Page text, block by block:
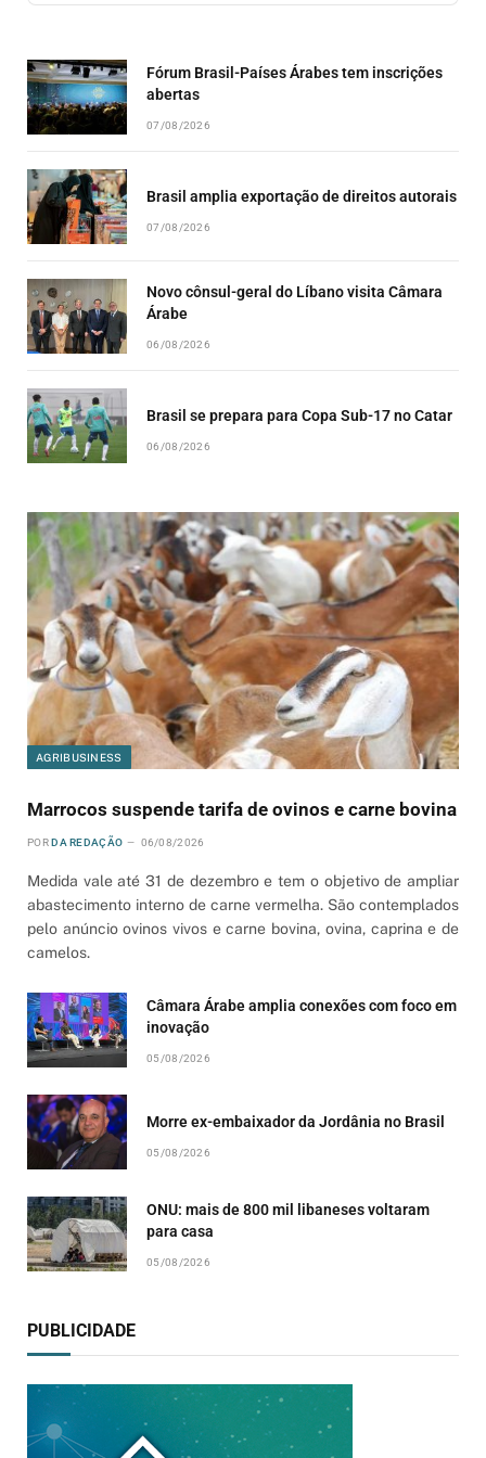
EPISODE
EPISODES
Fórum Brasil-Países Árabes tem inscrições
abertas
07/08/2026
Brasil amplia exportação de direitos autorais
07/08/2026
Novo cônsul-geral do Líbano visita Câmara
Árabe
06/08/2026
Brasil se prepara para Copa Sub-17 no Catar
06/08/2026
AGRIBUSINESS
Marrocos suspende tarifa de ovinos e carne bovina
POR DA REDAÇÃO 06/08/2026
Medida vale até 31 de dezembro e tem o objetivo de ampliar
abastecimento interno de carne vermelha. São contemplados
pelo anúncio ovinos vivos e carne bovina, ovina, caprina e de
camelos.
Câmara Árabe amplia conexões com foco em
inovação
05/08/2026
Morre ex-embaixador da Jordânia no Brasil
05/08/2026
ONU: mais de 800 mil libaneses voltaram
para casa
05/08/2026
PUBLICIDADE